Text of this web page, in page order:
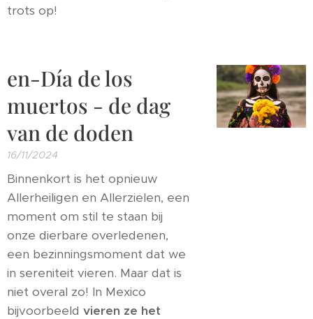
trots op!
en-Día de los
muertos - de dag
van de doden
16/11/2024
Binnenkort is het opnieuw
Allerheiligen en Allerzielen, een
moment om stil te staan bij
onze dierbare overledenen,
een bezinningsmoment dat we
in sereniteit vieren. Maar dat is
niet overal zo! In Mexico
bijvoorbeeld vieren ze het